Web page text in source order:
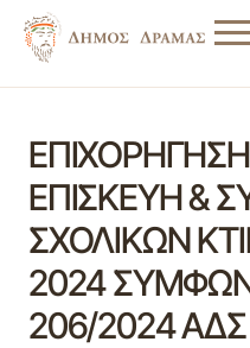
ΕΠΙΣΚΕΥΗ &
ΣΧΟΛΙΚΩΝ
2024
206/2024 ΑΔΣ